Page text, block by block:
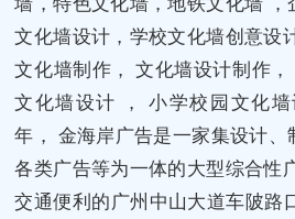
文化墙设计，学校文化墙创意设
文化墙制作， 文化墙设计制作
文化墙设计 ， 小学校园文化
年， 金海岸广告是一家集设计
各类广告等为一体的大型综合性
交通便利的广州中山大道车陂路